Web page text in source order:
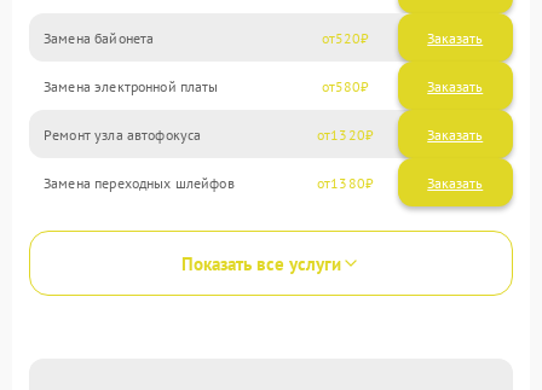
Замена байонета 520
Замена электронной платы 580
Ремонт узла автофокуса 1320
Замена переходных шлейфов 1380
Показать все услуги